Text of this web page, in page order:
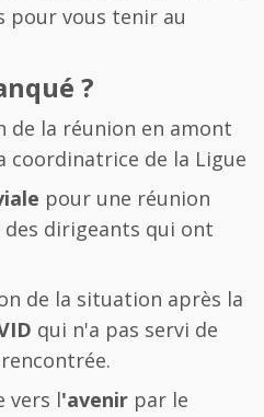
pour vous tenir au
?
de la réunion en amont
coordinatrice de la Ligue
pour une réunion
dirigeants qui ont
de la situation après la
qui n'a pas servi de
vers l'avenir par le